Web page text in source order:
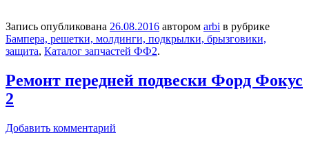
Запись опубликована 26.08.2016 автором arbi в рубрике
Бампера, решетки, молдинги, подкрылки, брызговики,
защита, Каталог запчастей ФФ2.
Ремонт передней подвески Форд Фокус
2
Добавить комментарий